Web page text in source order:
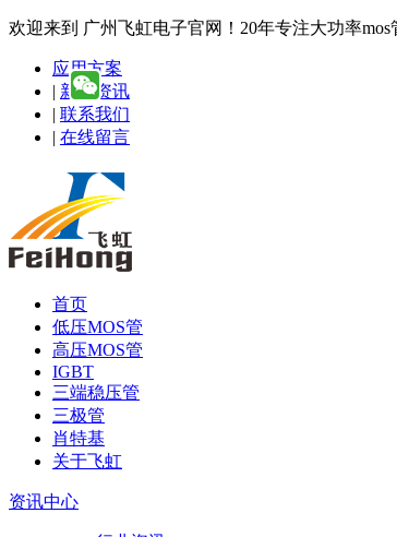
欢迎来到 广州飞虹电子官网！20年专注大功率mos
应用方案
| 新闻资讯
| 联系我们
| 在线留言
首页
低压MOS管
高压MOS管
IGBT
三端稳压管
三极管
肖特基
关于飞虹
资讯中心